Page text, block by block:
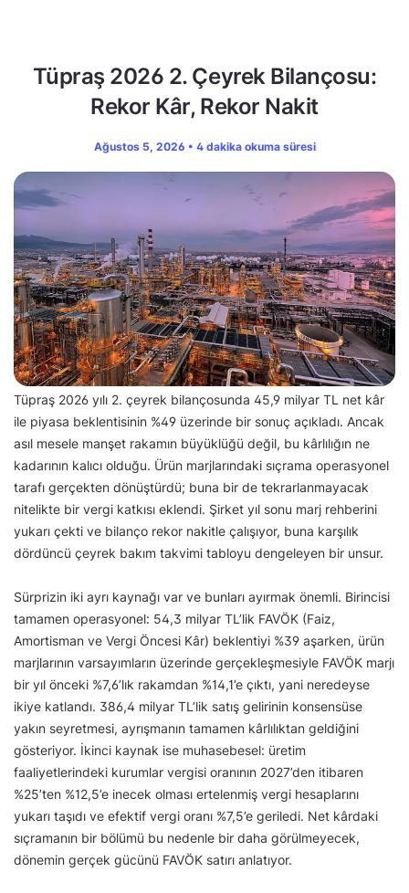
Tüpraş 2026 2. Çeyrek Bilançosu:
Rekor Kâr, Rekor Nakit
Ağustos 5, 2026 • 4 dakika okuma süresi
Tüpraş 2026 yılı 2. çeyrek bilançosunda 45,9 milyar TL net kâr
ile piyasa beklentisinin %49 üzerinde bir sonuç açıkladı. Ancak
asıl mesele manşet rakamın büyüklüğü değil, bu kârlılığın ne
kadarının kalıcı olduğu. Ürün marjlarındaki sıçrama operasyonel
tarafı gerçekten dönüştürdü; buna bir de tekrarlanmayacak
nitelikte bir vergi katkısı eklendi. Şirket yıl sonu marj rehberini
yukarı çekti ve bilanço rekor nakitle çalışıyor, buna karşılık
dördüncü çeyrek bakım takvimi tabloyu dengeleyen bir unsur.
Sürprizin iki ayrı kaynağı var ve bunları ayırmak önemli. Birincisi
tamamen operasyonel: 54,3 milyar TL’lik FAVÖK (Faiz,
Amortisman ve Vergi Öncesi Kâr) beklentiyi %39 aşarken, ürün
marjlarının varsayımların üzerinde gerçekleşmesiyle FAVÖK marjı
bir yıl önceki %7,6’lık rakamdan %14,1’e çıktı, yani neredeyse
ikiye katlandı. 386,4 milyar TL’lik satış gelirinin konsensüse
yakın seyretmesi, ayrışmanın tamamen kârlılıktan geldiğini
gösteriyor. İkinci kaynak ise muhasebesel: üretim
faaliyetlerindeki kurumlar vergisi oranının 2027’den itibaren
%25’ten %12,5’e inecek olması ertelenmiş vergi hesaplarını
yukarı taşıdı ve efektif vergi oranı %7,5’e geriledi. Net kârdaki
sıçramanın bir bölümü bu nedenle bir daha görülmeyecek,
dönemin gerçek gücünü FAVÖK satırı anlatıyor.